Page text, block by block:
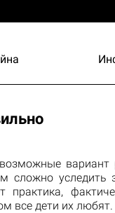
вариант
сложно уследить
все дети их любят.